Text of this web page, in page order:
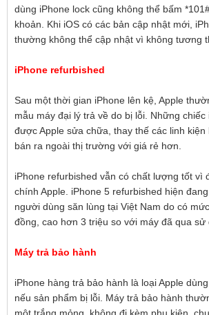
dùng iPhone lock cũng không thể bấm
khoản. Khi iOS có các bản cập nhật mới,
thường không thể cập nhật vì không tương
iPhone refurbished
Sau một thời gian iPhone lên kệ, Apple
mẫu máy đại lý trả về do bị lỗi. Những chiếc
được Apple sửa chữa, thay thế các linh kiện
bán ra ngoài thị trường với giá rẻ hơn.
iPhone refurbished vẫn có chất lượng tốt vì
chính Apple. iPhone 5 refurbished hiện
người dùng săn lùng tại Việt Nam do có
đồng, cao hơn 3 triệu so với máy đã qua sử
Máy trả bảo hành
iPhone hàng trả bảo hành là loại Apple
nếu sản phẩm bị lỗi. Máy trả bảo hành